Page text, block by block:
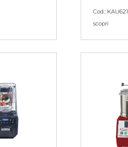
Cod.: KAU621
scopri